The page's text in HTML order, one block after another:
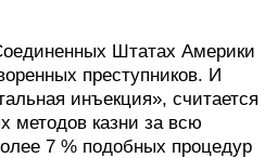
Штатах Америки
преступников. И
инъекция», считается
методов казни за всю
7 % подобных процедур